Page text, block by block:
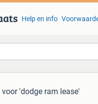
Help en info
voor 'dodge ram lease'